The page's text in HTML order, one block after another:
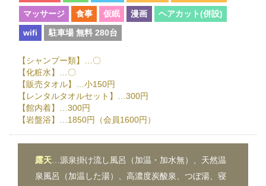
マッサージ 食事 仮眠 漫画 ヘアカット(併設)
wifi 駐車場 無料 280台
【シャンプー類】…〇
【化粧水】…〇
【販売タオル】…小150円
【レンタルタオルセット】…300円
【館内着】…300円
【岩盤浴】…1850円（会員1600円）
露天 …源泉掛け流し風呂（加温・加水無）、天然温
泉風呂（加温した湯）、高濃度炭酸泉、つぼ湯、寝